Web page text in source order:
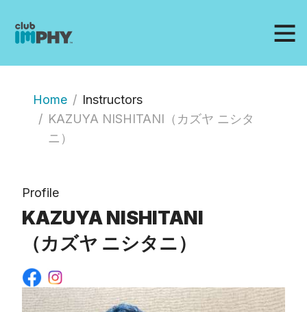
Home
Instructors
KAZUYA NISHITANI（カズヤ ニシタ
ニ）
Profile
KAZUYA NISHITANI
（カズヤ ニシタニ）